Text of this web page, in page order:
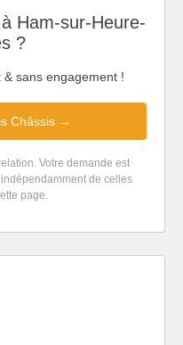
Ham-sur-Heure-
?
sans engagement !
Châssis →
Votre demande est
de celles
page.